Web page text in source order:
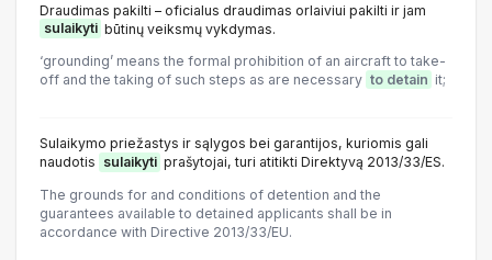
Draudimas pakilti – oficialus draudimas orlaiviui pakilti ir jam
sulaikyti būtinų veiksmų vykdymas.
‘grounding’ means the formal prohibition of an aircraft to take-
off and the taking of such steps as are necessary to detain it;
Sulaikymo priežastys ir sąlygos bei garantijos, kuriomis gali
naudotis sulaikyti prašytojai, turi atitikti Direktyvą 2013/33/ES.
The grounds for and conditions of detention and the
guarantees available to detained applicants shall be in
accordance with Directive 2013/33/EU.